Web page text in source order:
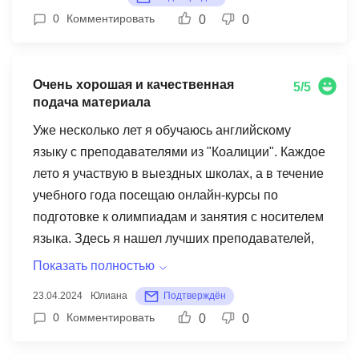
олимпиадникам, так и тем, кто готовится к сдаче
ЕГЭ.
0 Комментировать 0 0
Очень хорошая и качественная
подача материала
5/5
Уже несколько лет я обучаюсь английскому
языку с преподавателями из "Коалиции". Каждое
лето я участвую в выездных школах, а в течение
учебного года посещаю онлайн-курсы по
подготовке к олимпиадам и занятия с носителем
языка. Здесь я нашел лучших преподавателей,
которые не только профессионалы в своей
обучения они стали мне очень близкими, знают
меня по имени, радуются встрече на выездных
Показать полностью
23.04.2024 Юлиана Подтверждён
0 Комментировать 0 0